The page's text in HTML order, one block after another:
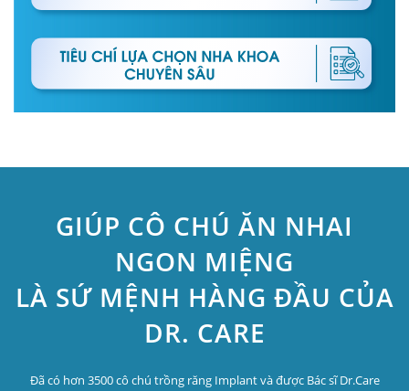
GIÚP CÔ CHÚ ĂN NHAI
NGON MIỆNG
LÀ SỨ MỆNH HÀNG ĐẦU CỦA
DR. CARE
Đã có hơn 3500 cô chú trồng răng Implant và được Bác sĩ Dr.Care